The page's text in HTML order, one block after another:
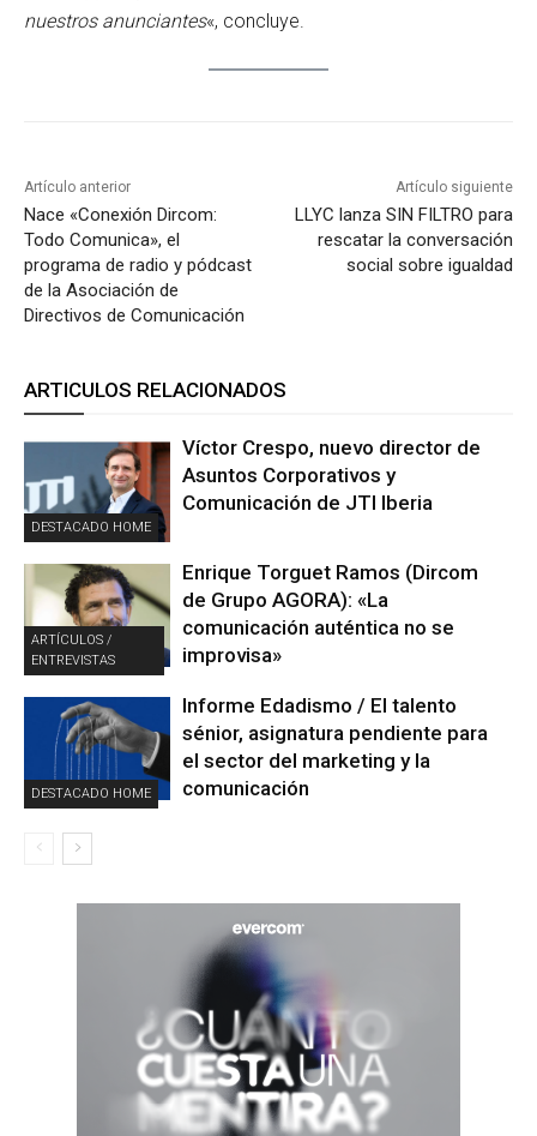
nuestros anunciantes«, concluye.
Artículo anterior
Nace «Conexión Dircom:
Todo Comunica», el
programa de radio y pódcast
de la Asociación de
Directivos de Comunicación
Artículo siguiente
LLYC lanza SIN FILTRO para
rescatar la conversación
social sobre igualdad
ARTICULOS RELACIONADOS
DESTACADO HOME
Víctor Crespo, nuevo director de
Asuntos Corporativos y
Comunicación de JTI Iberia
ARTÍCULOS /
ENTREVISTAS
Enrique Torguet Ramos (Dircom
de Grupo AGORA): «La
comunicación auténtica no se
improvisa»
DESTACADO HOME
Informe Edadismo / El talento
sénior, asignatura pendiente para
el sector del marketing y la
comunicación